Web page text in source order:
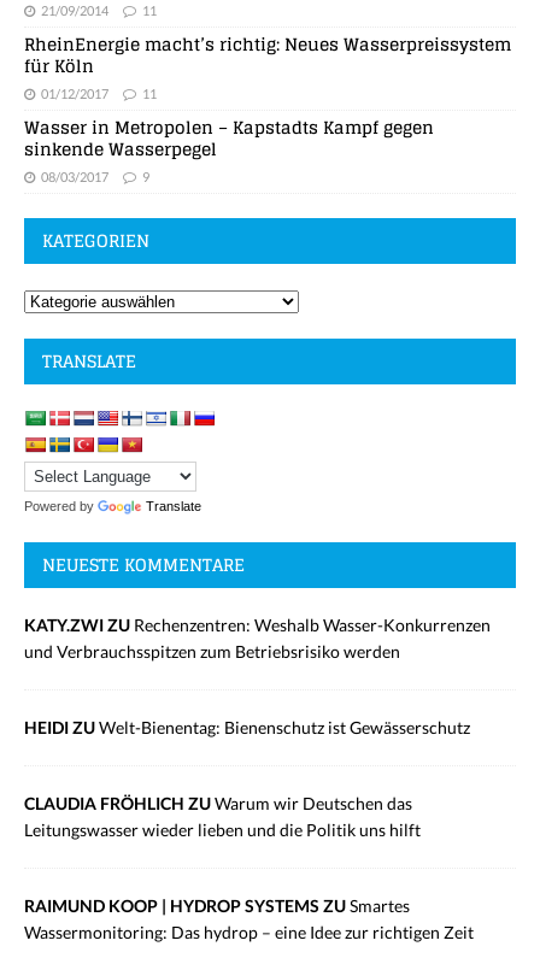
21/09/2014 11
RheinEnergie macht’s richtig: Neues Wasserpreissystem
für Köln
01/12/2017 11
Wasser in Metropolen – Kapstadts Kampf gegen
sinkende Wasserpegel
08/03/2017 9
KATEGORIEN
TRANSLATE
Powered by Translate
NEUESTE KOMMENTARE
KATY.ZWI ZU Rechenzentren: Weshalb Wasser-Konkurrenzen
und Verbrauchsspitzen zum Betriebsrisiko werden
HEIDI ZUWelt-Bienentag: Bienenschutz ist Gewässerschutz
CLAUDIA FRÖHLICH ZUWarum wir Deutschen das
Leitungswasser wieder lieben und die Politik uns hilft
RAIMUND KOOP | HYDROP SYSTEMS ZUSmartes
Wassermonitoring: Das hydrop – eine Idee zur richtigen Zeit